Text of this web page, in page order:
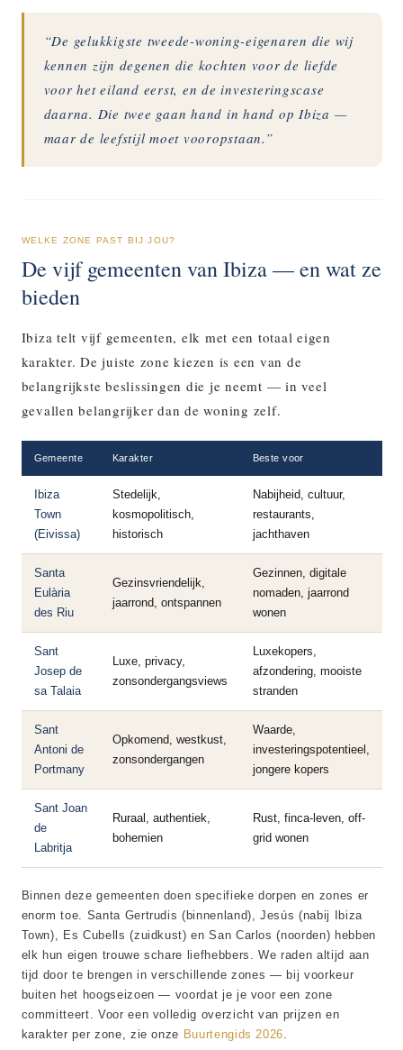
“De gelukkigste tweede-woning-eigenaren die wij
kennen zijn degenen die kochten voor de liefde
voor het eiland eerst, en de investeringscase
daarna. Die twee gaan hand in hand op Ibiza —
maar de leefstijl moet vooropstaan.”
WELKE ZONE PAST BIJ JOU?
De vijf gemeenten van Ibiza — en wat ze
bieden
Ibiza telt vijf gemeenten, elk met een totaal eigen
karakter. De juiste zone kiezen is een van de
belangrijkste beslissingen die je neemt — in veel
gevallen belangrijker dan de woning zelf.
Gemeente Karakter Beste voor
Ibiza
Town
(Eivissa)
Stedelijk,
kosmopolitisch,
historisch
Nabijheid, cultuur,
restaurants,
jachthaven
Santa
Eulària
des Riu
Gezinsvriendelijk,
jaarrond, ontspannen
Gezinnen, digitale
nomaden, jaarrond
wonen
Sant
Josep de
sa Talaia
Luxe, privacy,
zonsondergangsviews
Luxekopers,
afzondering, mooiste
stranden
Sant
Antoni de
Portmany
Opkomend, westkust,
zonsondergangen
Waarde,
investeringspotentieel,
jongere kopers
Sant Joan
de
Labritja
Ruraal, authentiek,
bohemien
Rust, finca-leven, off-
grid wonen
Binnen deze gemeenten doen specifieke dorpen en zones er
enorm toe. Santa Gertrudis (binnenland), Jesús (nabij Ibiza
Town), Es Cubells (zuidkust) en San Carlos (noorden) hebben
elk hun eigen trouwe schare liefhebbers. We raden altijd aan
tijd door te brengen in verschillende zones — bij voorkeur
buiten het hoogseizoen — voordat je je voor een zone
committeert. Voor een volledig overzicht van prijzen en
karakter per zone, zie onze Buurtengids 2026.